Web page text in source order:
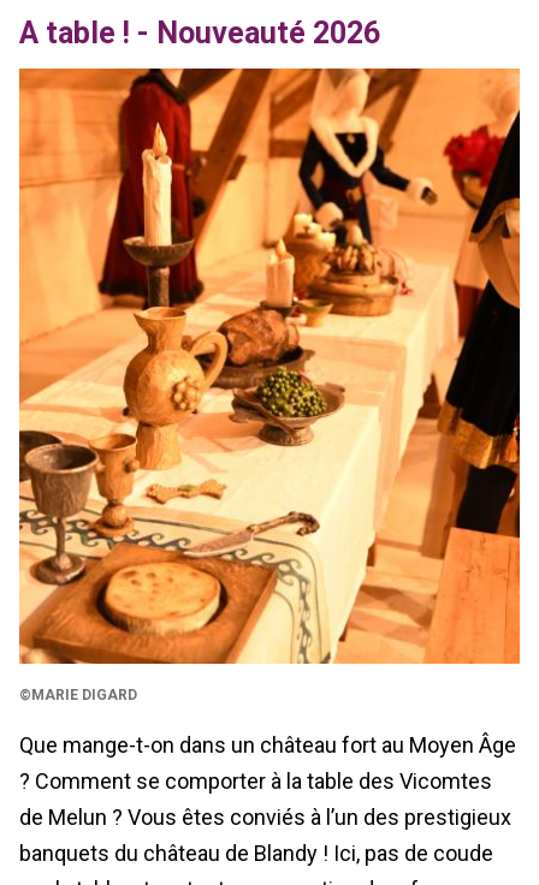
A table ! - Nouveauté 2026
©MARIE DIGARD
Que mange-t-on dans un château fort au Moyen Âge
? Comment se comporter à la table des Vicomtes
de Melun ? Vous êtes conviés à l’un des prestigieux
banquets du château de Blandy ! Ici, pas de coude